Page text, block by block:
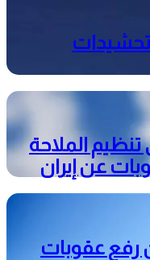
تحشيدات
الملاحة
عن إيران
رفع عقوبات